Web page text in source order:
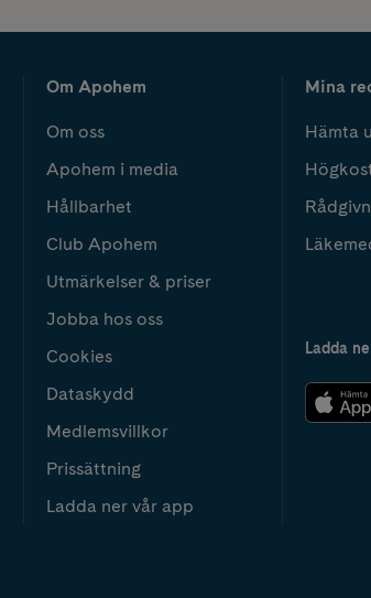
Om Apohem
Om oss
Apohem i media
Hållbarhet
Club Apohem
Utmärkelser & priser
Jobba hos oss
Cookies
Dataskydd
Medlemsvillkor
Prissättning
Ladda ner vår app
Mina
Hämta
Ladda